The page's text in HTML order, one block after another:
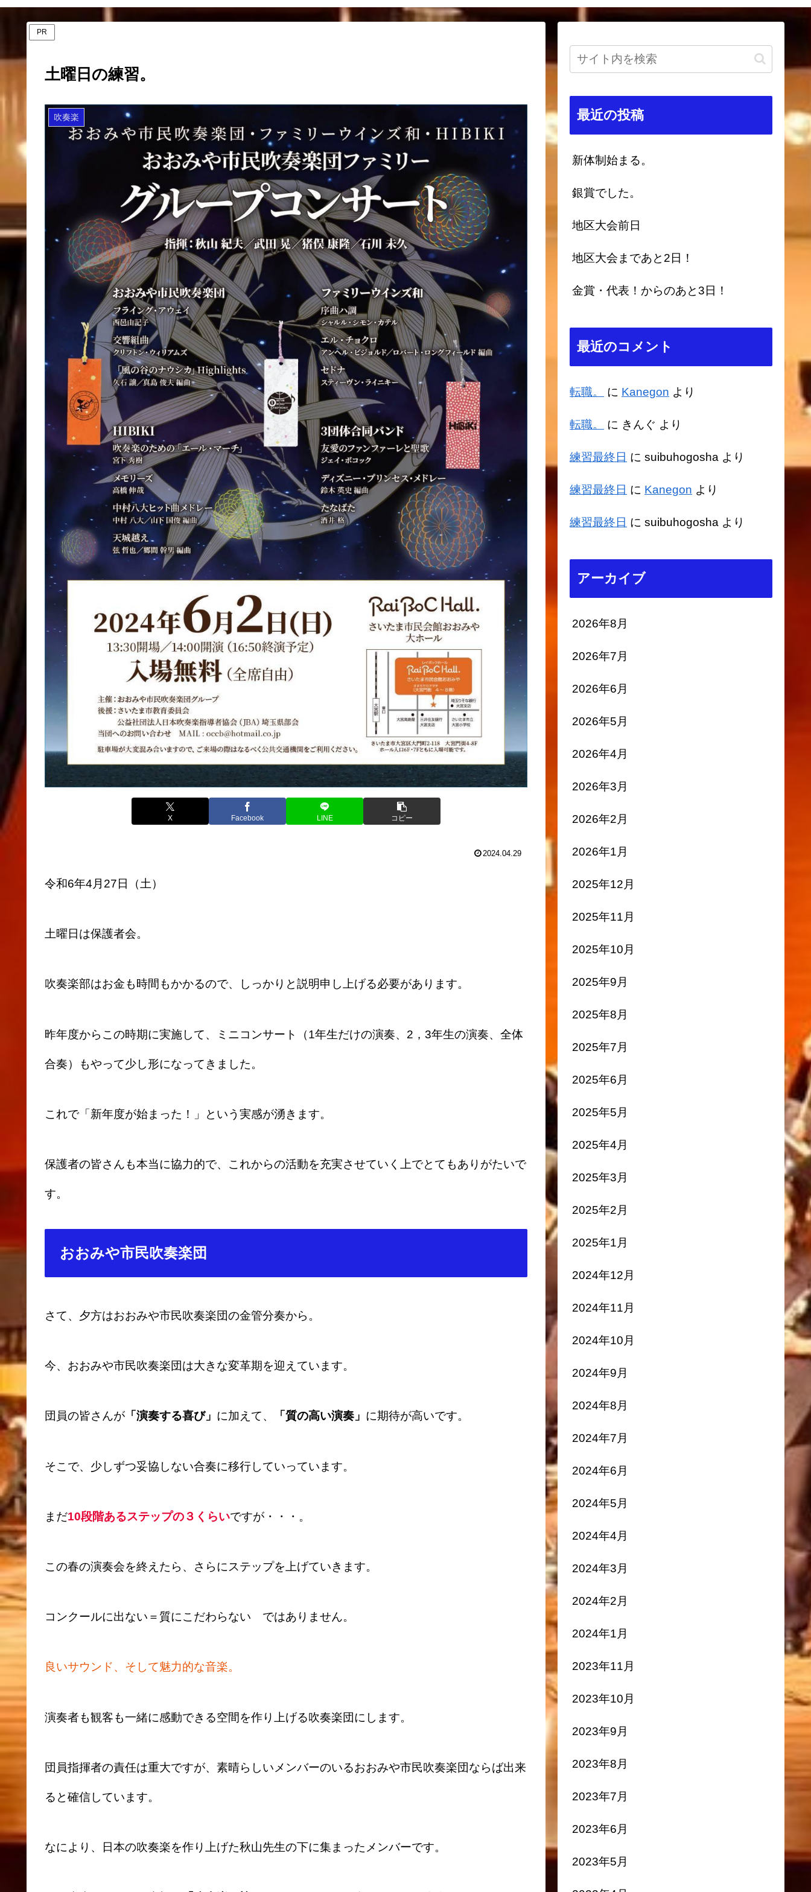
PR
土曜日の練習。
吹奏楽
X Facebook LINE コピー
2024.04.29
令和6年4月27日（土）
土曜日は保護者会。
吹奏楽部はお金も時間もかかるので、しっかりと説明申し上げる必要があります。
昨年度からこの時期に実施して、ミニコンサート（1年生だけの演奏、2，3年生の演奏、全体
合奏）もやって少し形になってきました。
これで「新年度が始まった！」という実感が湧きます。
保護者の皆さんも本当に協力的で、これからの活動を充実させていく上でとてもありがたいで
す。
おおみや市民吹奏楽団
さて、夕方はおおみや市民吹奏楽団の金管分奏から。
今、おおみや市民吹奏楽団は大きな変革期を迎えています。
団員の皆さんが 「演奏する喜び」 に加えて、 「質の高い演奏」 に期待が高いです。
そこで、少しずつ妥協しない合奏に移行していっています。
まだ10段階あるステップの３くらいですが・・・。
この春の演奏会を終えたら、さらにステップを上げていきます。
コンクールに出ない＝質にこだわらない ではありません。
良いサウンド、そして魅力的な音楽。
演奏者も観客も一緒に感動できる空間を作り上げる吹奏楽団にします。
団員指揮者の責任は重大ですが、素晴らしいメンバーのいるおおみや市民吹奏楽団ならば出来
ると確信しています。
なにより、日本の吹奏楽を作り上げた秋山先生の下に集まったメンバーです。
最近の投稿
新体制始まる。
銀賞でした。
地区大会前日
地区大会まであと2日！
金賞・代表！からのあと3日！
最近のコメント
転職。 に Kanegon より
転職。 に きんぐ より
練習最終日 に suibuhogosha より
練習最終日 に Kanegon より
練習最終日 に suibuhogosha より
アーカイブ
2026年8月
2026年7月
2026年6月
2026年5月
2026年4月
2026年3月
2026年2月
2026年1月
2025年12月
2025年11月
2025年10月
2025年9月
2025年8月
2025年7月
2025年6月
2025年5月
2025年4月
2025年3月
2025年2月
2025年1月
2024年12月
2024年11月
2024年10月
2024年9月
2024年8月
2024年7月
2024年6月
2024年5月
2024年4月
2024年3月
2024年2月
2024年1月
2023年11月
2023年10月
2023年9月
2023年8月
2023年7月
2023年6月
2023年5月